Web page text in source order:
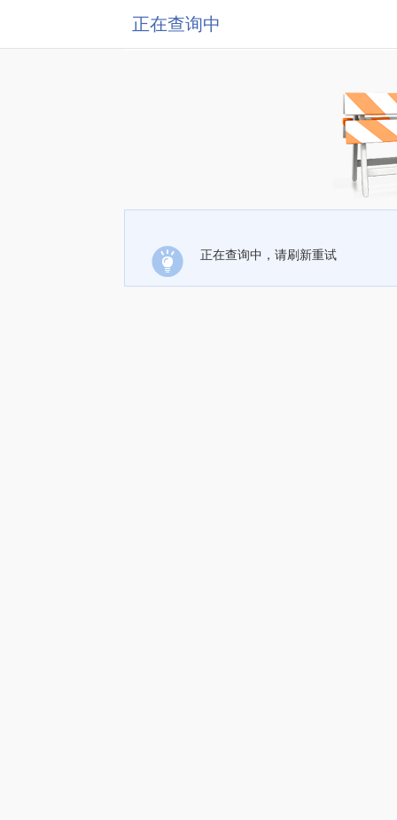
正在查询中
正在查询中，请刷新重试